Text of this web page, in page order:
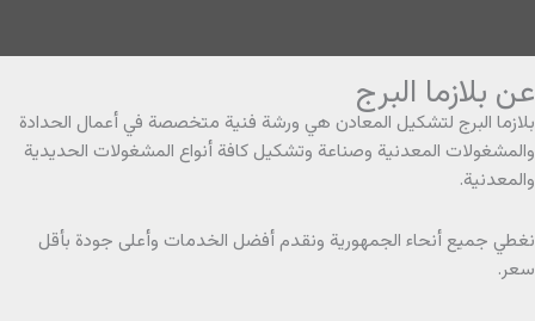
عن بلازما البرج
بلازما البرج لتشكيل المعادن هي ورشة فنية متخصصة في أعمال الحدادة
والمشغولات المعدنية وصناعة وتشكيل كافة أنواع المشغولات الحديدية
والمعدنية.
نغطي جميع أنحاء الجمهورية ونقدم أفضل الخدمات وأعلى جودة بأقل
سعر.